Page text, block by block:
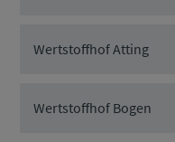
Wertstoffhof Atting
Wertstoffhof Bogen